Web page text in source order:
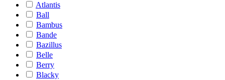
Atlantis
Ball
Bambus
Bande
Bazillus
Belle
Berry
Blacky